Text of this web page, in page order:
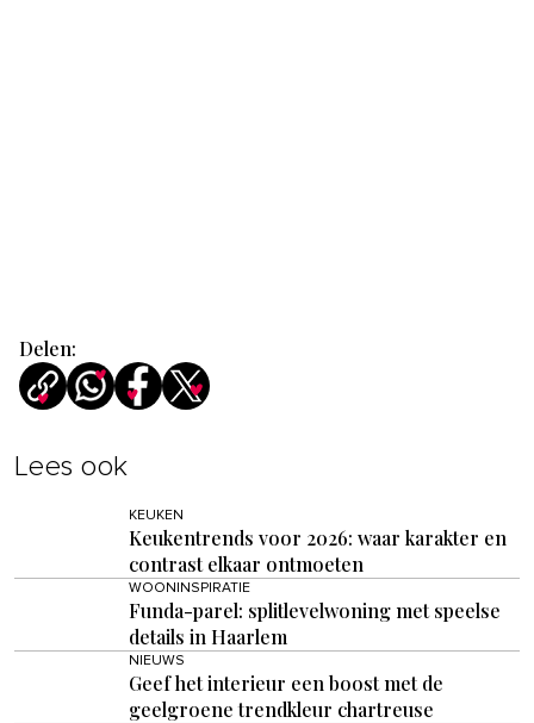
Delen:
Lees ook
KEUKEN
Keukentrends voor 2026: waar karakter en
contrast elkaar ontmoeten
WOONINSPIRATIE
Funda-parel: splitlevelwoning met speelse
details in Haarlem
NIEUWS
Geef het interieur een boost met de
geelgroene trendkleur chartreuse